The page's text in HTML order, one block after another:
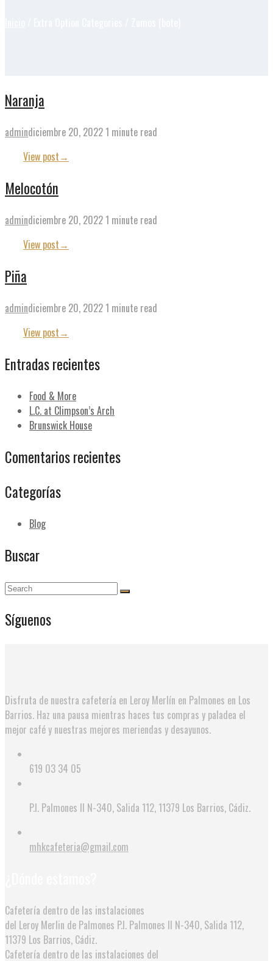
Naranja
admindiciembre 20, 2022 1 minute read
View post→
Melocotón
admindiciembre 20, 2022 1 minute read
View post→
Piña
admindiciembre 20, 2022 1 minute read
View post→
Entradas recientes
Food & More
L.C. at Climpson’s Arch
Brunswick House
Comentarios recientes
Categorías
Blog
Buscar
Síguenos
Disfruta de nuestra cafetería en Leroy Merlín en Palmones en Los
Barrios. Haz una pausa mientras haces tus compras y paladea el
mejor café y nuestras mejores meriendas y desayunos.
619 03 34 05
P.I. Palmones II N-340, Salida 112, 11379 Los Barrios, Cádiz.
mhkcafeteria@gmail.com
Cafetería dentro de las instalaciones
del Leroy Merlin de Palmones P.I. Palmones II N-340, Salida 112,
11379 Los Barrios, Cádiz.
Cafetería dentro de las instalaciones del